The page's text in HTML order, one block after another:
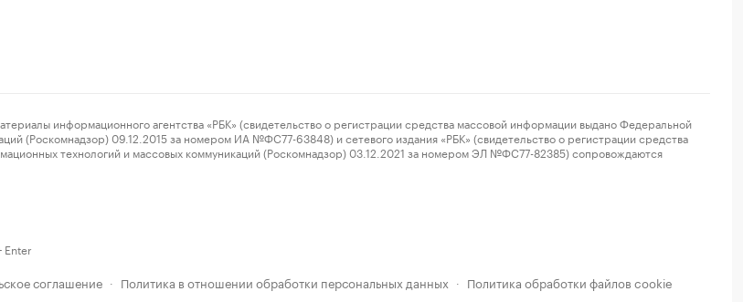
информационного агентства «РБК» (свидетельство о регистрации средства массовой информации выдано Федеральной
(Роскомнадзор) 09.12.2015 за номером ИА №ФС77-63848) и сетевого издания «РБК» (свидетельство о регистрации средства
технологий и массовых коммуникаций (Роскомнадзор) 03.12.2021 за номером ЭЛ №ФС77-82385) сопровождаются
Enter
соглашение · Политика в отношении обработки персональных данных · Политика обработки файлов cookie